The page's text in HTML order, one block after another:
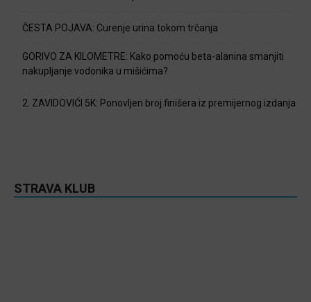
ČESTA POJAVA: Curenje urina tokom trčanja
GORIVO ZA KILOMETRE: Kako pomoću beta-alanina smanjiti
nakupljanje vodonika u mišićima?
2. ZAVIDOVIĆI 5K: Ponovljen broj finišera iz premijernog izdanja
STRAVA KLUB